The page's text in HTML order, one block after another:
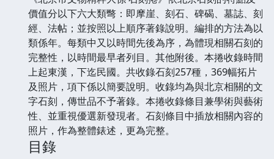
價值分以下六大類彆：即摩崖、刻石、碑碣、墓誌、刻
經、法帖；並按照以上順序著錄說明。編排的方法為以
類係年。每類中又以時間先後為序，為體現相關石刻的
完整性，以時間最早者列目。其他附後。本捲收錄時間
上起東漢，下迄民國。共收錄石刻257種，369幅拓片
及照片，項下係以簡要說明。收錄均為與北京相關的文
字石刻，傳世品不予著錄。本捲收錄條目兼學術與藝術
性、並重視優選新發現者。石刻條目中插放相關內容的
照片，作為整體錶述，更為完整。
目錄